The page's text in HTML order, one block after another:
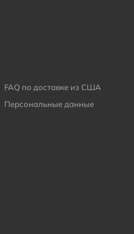
FAQ по доставке из США
Персональные данные